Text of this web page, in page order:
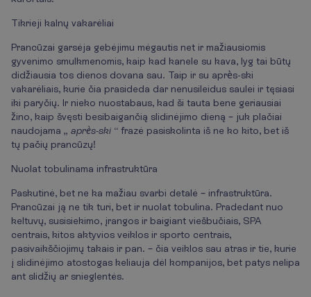
Tikrieji kalnų vakarėliai
Prancūzai garsėja gebėjimu mėgautis net ir mažiausiomis
gyvenimo smulkmenomis, kaip kad kanele su kava, lyg tai būtų
didžiausia tos dienos dovana sau. Taip ir su après-ski
vakarėliais, kurie čia prasideda dar nenusileidus saulei ir tęsiasi
iki paryčių. Ir nieko nuostabaus, kad ši tauta bene geriausiai
žino, kaip švęsti besibaigančią slidinėjimo dieną – juk plačiai
naudojama „ après-ski “ frazė pasiskolinta iš ne ko kito, bet iš
tų pačių prancūzų!
Nuolat tobulinama infrastruktūra
Paskutinė, bet ne ka mažiau svarbi detalė – infrastruktūra.
Prancūzai ją ne tik turi, bet ir nuolat tobulina. Pradedant nuo
keltuvų, susisiekimo, įrangos ir baigiant viešbučiais, SPA
centrais, kitos aktyvios veiklos ir sporto centrais,
pasivaikščiojimų takais ir pan. – čia veiklos sau atras ir tie, kurie
į slidinėjimo atostogas keliauja dėl kompanijos, bet patys nelipa
ant slidžių ar snieglentės.